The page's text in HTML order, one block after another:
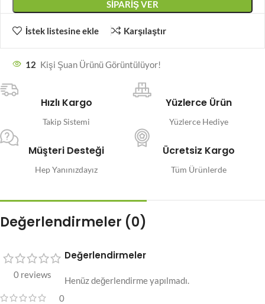
SIPARIŞ VER
İstek listesine ekle Karşılaştır
12 Kişi Şuan Ürünü Görüntülüyor!
Hızlı Kargo
Takip Sistemi
Yüzlerce Ürün
Yüzlerce Hediye
Müşteri Desteği
Hep Yanınızdayız
Ücretsiz Kargo
Tüm Ürünlerde
Değerlendirmeler (0)
0 reviews
0
Değerlendirmeler
Henüz değerlendirme yapılmadı.